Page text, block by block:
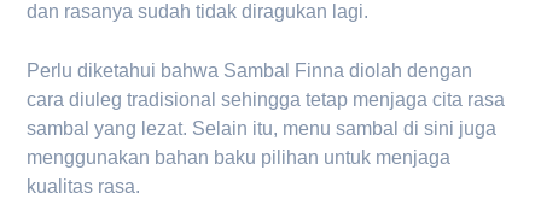
dan rasanya sudah tidak diragukan lagi.
Perlu diketahui bahwa Sambal Finna diolah dengan
cara diuleg tradisional sehingga tetap menjaga cita rasa
sambal yang lezat. Selain itu, menu sambal di sini juga
menggunakan bahan baku pilihan untuk menjaga
kualitas rasa.